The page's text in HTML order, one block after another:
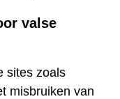
valse
sites zoals
misbruiken van